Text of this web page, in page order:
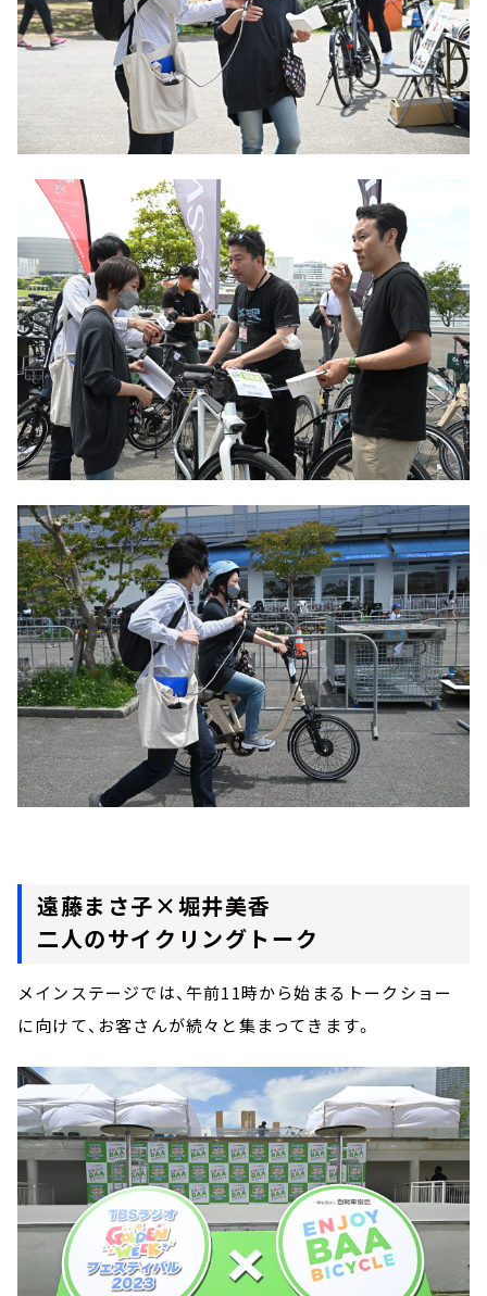
遠藤まさ子×堀井美香
二人のサイクリングトーク
メインステージでは、午前11時から始まるトークショー
に向けて、お客さんが続々と集まってきます。